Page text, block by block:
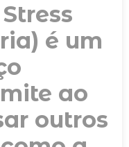
é um
ao
outros